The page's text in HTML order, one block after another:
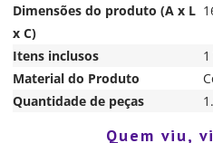
Dimensões do produto (A x L
x C)
Itens inclusos
Material do Produto
Quantidade de peças
Quem viu,